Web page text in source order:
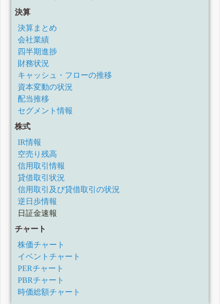
決算
決算まとめ
会社業績
四半期進捗
財務状況
キャッシュ・フローの推移
資本変動の状況
配当推移
セグメント情報
株式
IR情報
空売り残高
信用取引情報
貸借取引状況
信用取引及び貸借取引の状況
逆日歩情報
日証金速報
チャート
株価チャート
イベントチャート
PERチャート
PBRチャート
時価総額チャート